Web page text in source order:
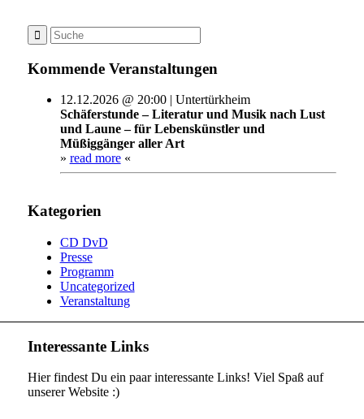
Kommende Veranstaltungen
12.12.2026 @ 20:00 | Untertürkheim
Schäferstunde – Literatur und Musik nach Lust
und Laune – für Lebenskünstler und
Müßiggänger aller Art
» read more«
Kategorien
CD DvD
Presse
Programm
Uncategorized
Veranstaltung
Interessante Links
Hier findest Du ein paar interessante Links! Viel Spaß auf
unserer Website :)